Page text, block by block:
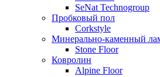
SeNat Technogroup
Пробковый пол
Corkstyle
Минерально-каменный
Stone Floor
Ковролин
Alpine Floor